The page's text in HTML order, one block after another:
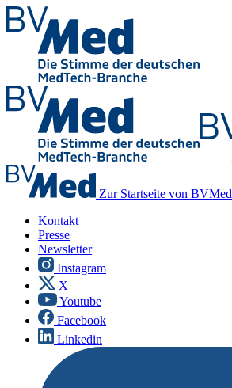
Zur Startseite von BVMed
Kontakt
Presse
Newsletter
Instagram
X
Youtube
Facebook
Linkedin